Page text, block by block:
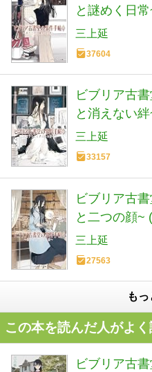
と謎めく日
三上延
37604
ビブリア古
と消えない
三上延
33157
ビブリア古
と二つの顔~
三上延
27563
も
この本を読んだ人がよ
ビブリア古